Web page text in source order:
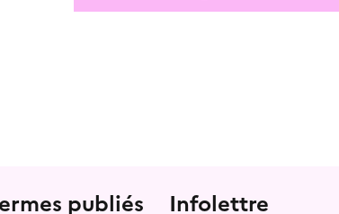
publiés Infolettre